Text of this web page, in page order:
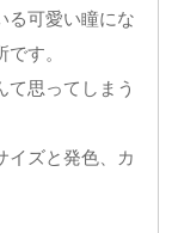
る可愛い瞳にな
す。
て思ってしまう
イズと発色、カ